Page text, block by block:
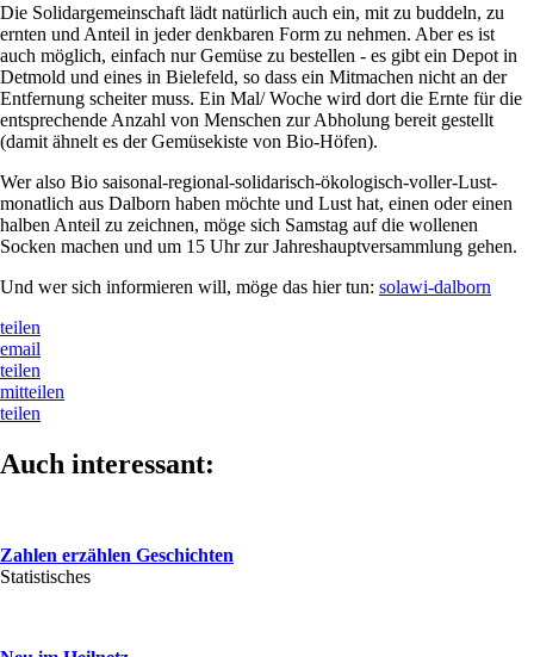
Die Solidargemeinschaft lädt natürlich auch ein, mit zu buddeln, zu
ernten und Anteil in jeder denkbaren Form zu nehmen. Aber es ist
auch möglich, einfach nur Gemüse zu bestellen - es gibt ein Depot in
Detmold und eines in Bielefeld, so dass ein Mitmachen nicht an der
Entfernung scheiter muss. Ein Mal/ Woche wird dort die Ernte für die
entsprechende Anzahl von Menschen zur Abholung bereit gestellt
(damit ähnelt es der Gemüsekiste von Bio-Höfen).
Wer also Bio saisonal-regional-solidarisch-ökologisch-voller-Lust-
monatlich aus Dalborn haben möchte und Lust hat, einen oder einen
halben Anteil zu zeichnen, möge sich Samstag auf die wollenen
Socken machen und um 15 Uhr zur Jahreshauptversammlung gehen.
Und wer sich informieren will, möge das hier tun: solawi-dalborn
teilen
email
teilen
mitteilen
teilen
Auch interessant:
Zahlen erzählen Geschichten
Statistisches